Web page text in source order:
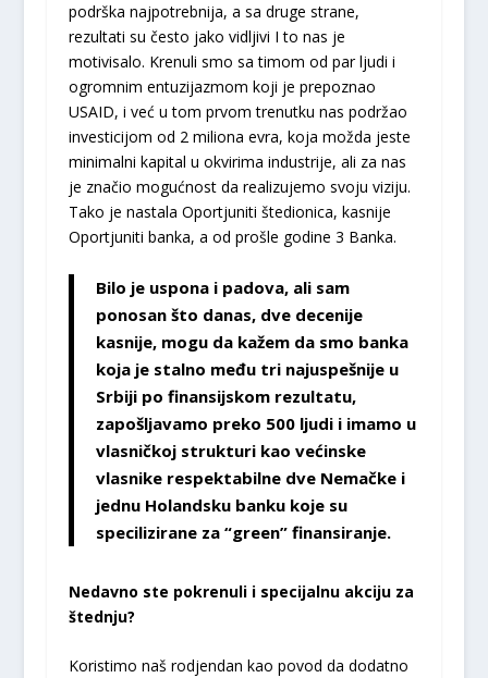
podrška najpotrebnija, a sa druge strane,
rezultati su često jako vidljivi I to nas je
motivisalo. Krenuli smo sa timom od par ljudi i
ogromnim entuzijazmom koji je prepoznao
USAID, i već u tom prvom trenutku nas podržao
investicijom od 2 miliona evra, koja možda jeste
minimalni kapital u okvirima industrije, ali za nas
je značio mogućnost da realizujemo svoju viziju.
Tako je nastala Oportjuniti štedionica, kasnije
Oportjuniti banka, a od prošle godine 3 Banka.
Bilo je uspona i padova, ali sam
ponosan što danas, dve decenije
kasnije, mogu da kažem da smo banka
koja je stalno među tri najuspešnije u
Srbiji po finansijskom rezultatu,
zapošljavamo preko 500 ljudi i imamo u
vlasničkoj strukturi kao većinske
vlasnike respektabilne dve Nemačke i
jednu Holandsku banku koje su
specilizirane za “green” finansiranje.
Nedavno ste pokrenuli i specijalnu akciju za
štednju?
Koristimo naš rodjendan kao povod da dodatno